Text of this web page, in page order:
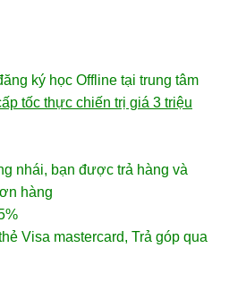
ký học Offline tại trung tâm
tốc thực chiến trị giá 3 triệu
nhái, bạn được trả hàng và
hàng
Visa mastercard, Trả góp qua